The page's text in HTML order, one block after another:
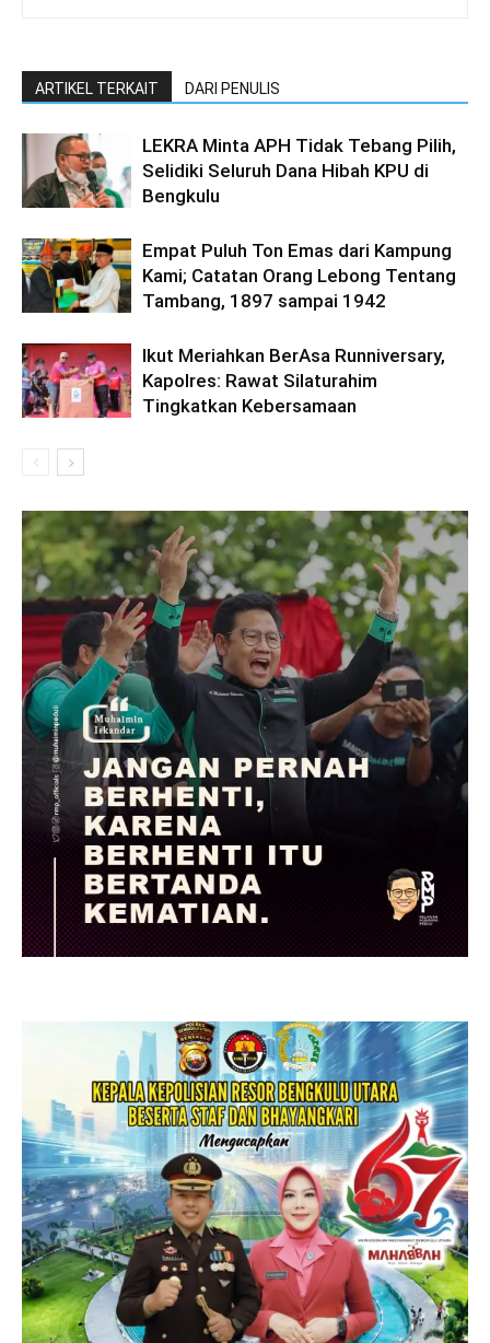
ARTIKEL TERKAIT DARI PENULIS
LEKRA Minta APH Tidak Tebang Pilih,
Selidiki Seluruh Dana Hibah KPU di
Bengkulu
Empat Puluh Ton Emas dari Kampung
Kami; Catatan Orang Lebong Tentang
Tambang, 1897 sampai 1942
Ikut Meriahkan BerAsa Runniversary,
Kapolres: Rawat Silaturahim
Tingkatkan Kebersamaan